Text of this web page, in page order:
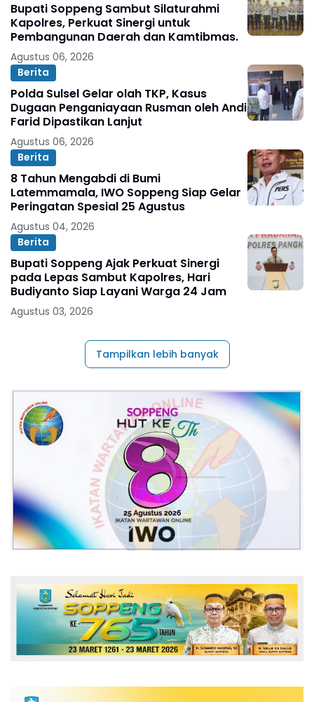
Bupati Soppeng Sambut Silaturahmi
Kapolres, Perkuat Sinergi untuk
Pembangunan Daerah dan Kamtibmas.
Agustus 06, 2026
Berita
Polda Sulsel Gelar olah TKP, Kasus
Dugaan Penganiayaan Rusman oleh Andi
Farid Dipastikan Lanjut
Agustus 06, 2026
Berita
8 Tahun Mengabdi di Bumi
Latemmamala, IWO Soppeng Siap Gelar
Peringatan Spesial 25 Agustus
Agustus 04, 2026
Berita
Bupati Soppeng Ajak Perkuat Sinergi
pada Lepas Sambut Kapolres, Hari
Budiyanto Siap Layani Warga 24 Jam
Agustus 03, 2026
Tampilkan lebih banyak